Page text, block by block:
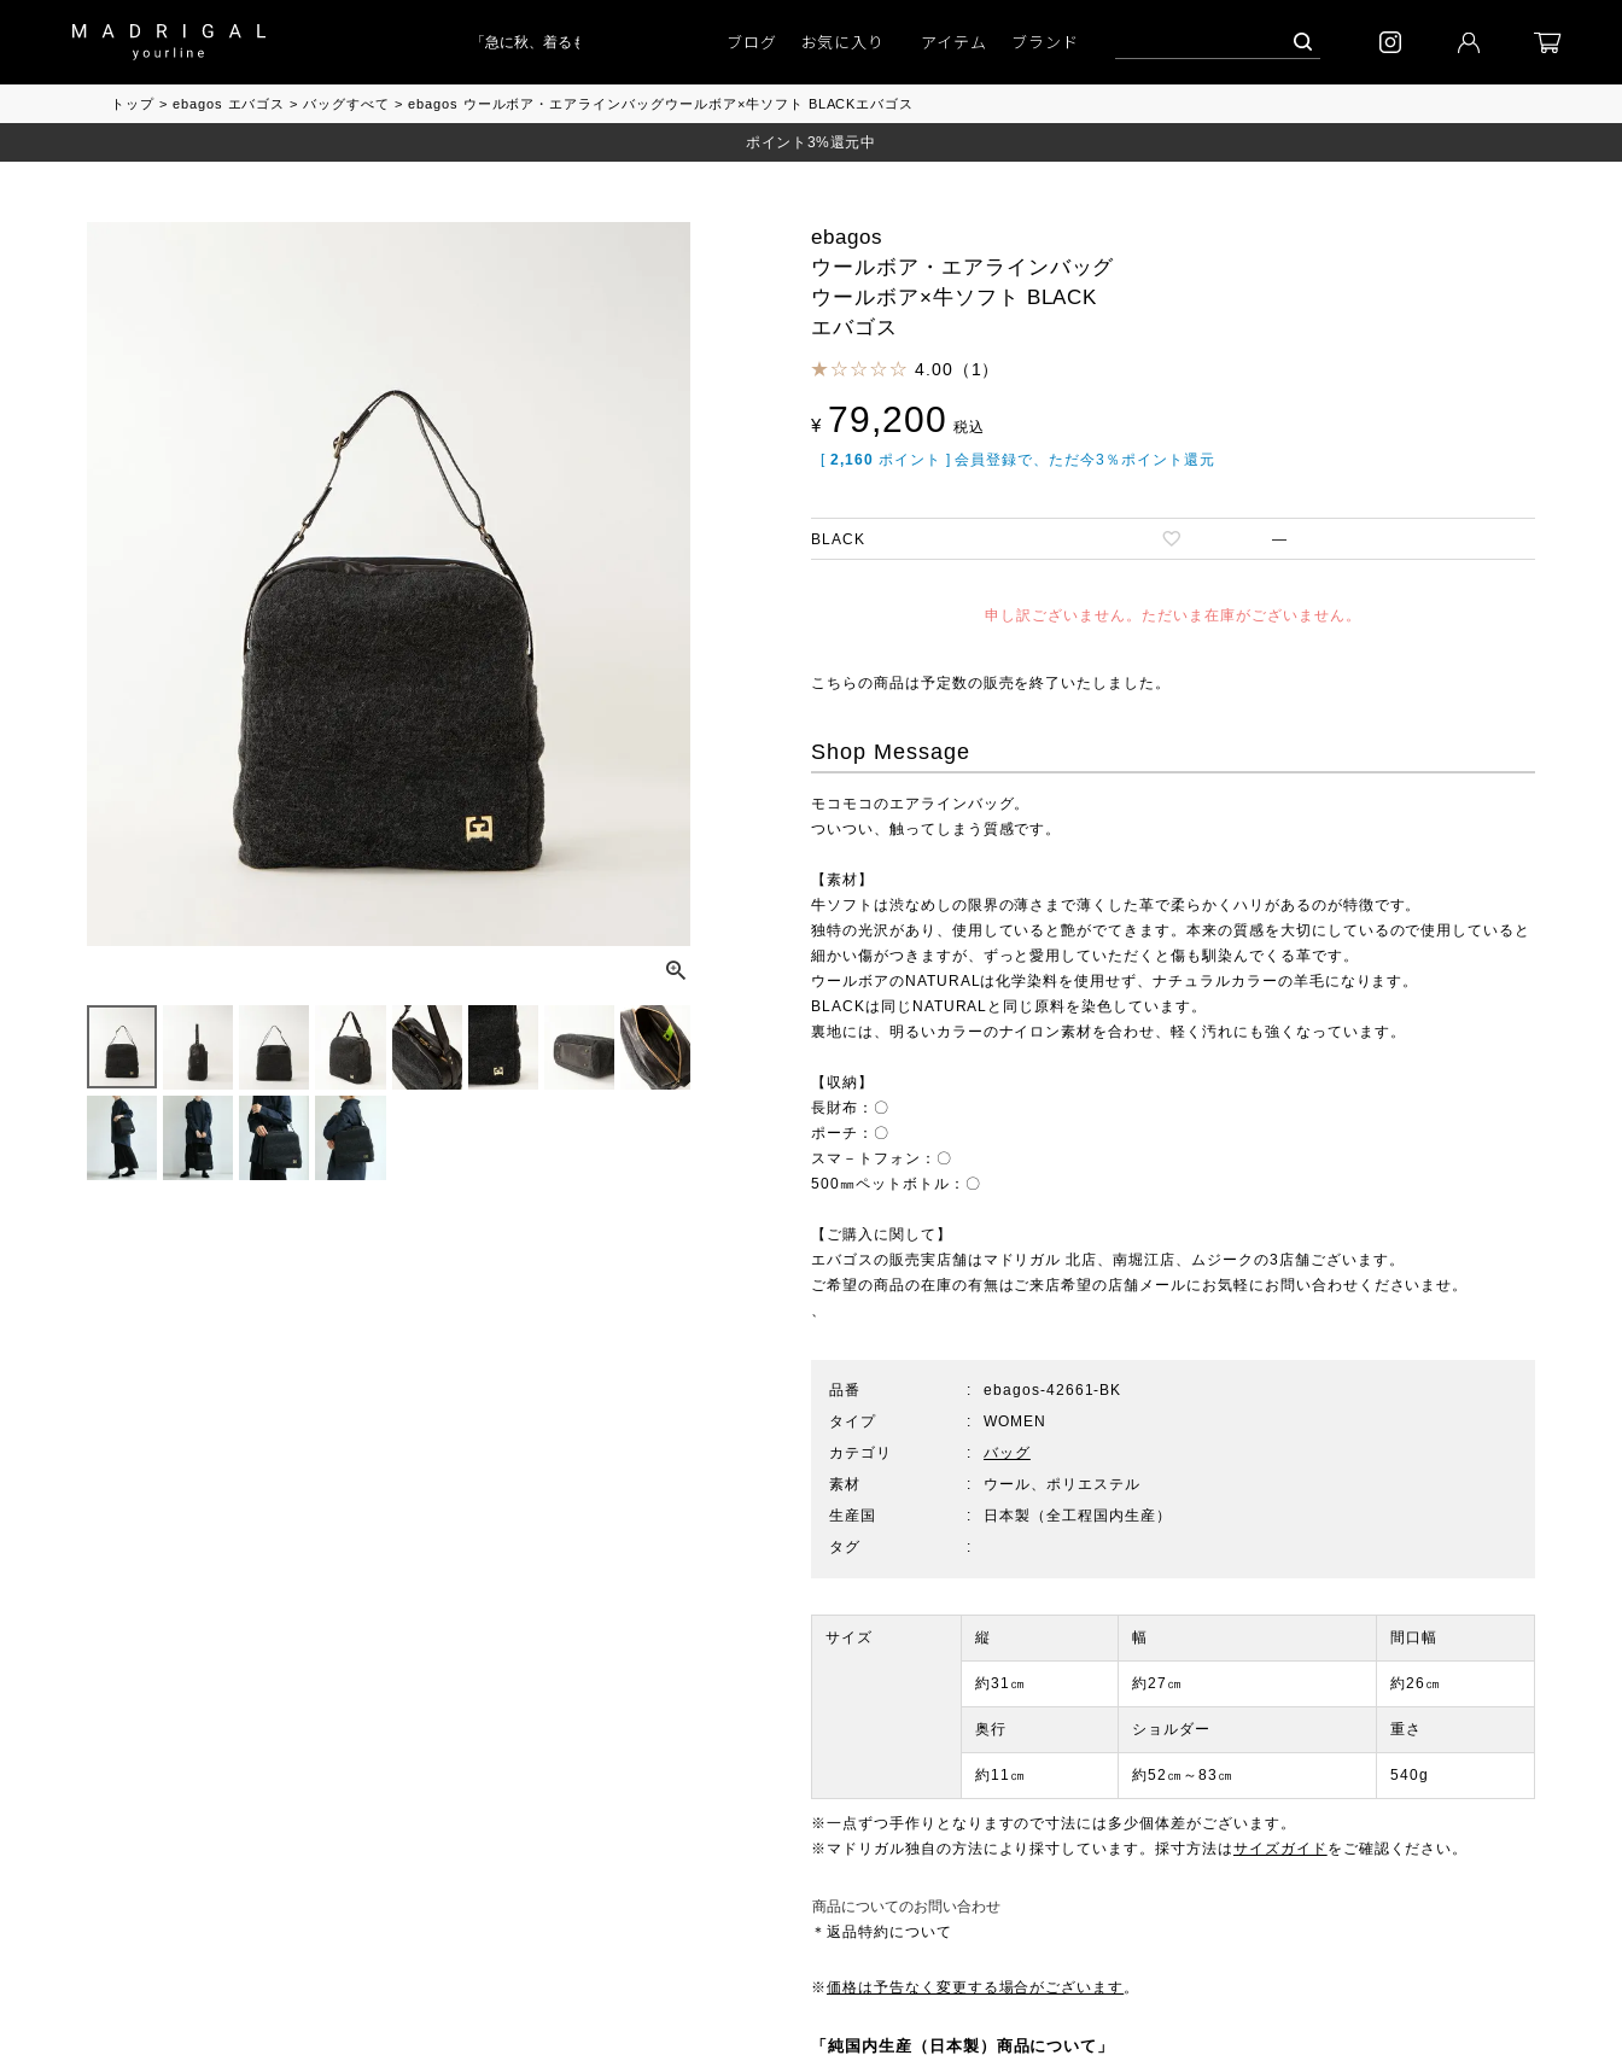
「急に秋、着るものがない」 「キレイなニット」 ポイント9％「マンスリーポイントキャンペーン」 到着｜2026AW「マガジン」 進捗情報│「エッグジャケット新色」
ブログ お気に入り アイテム ブランド
トップ ebagos エバゴス バッグすべて ebagos ウールボア・エアラインバッグウールボア×牛ソフト BLACKエバゴス
ポイント3%還元中
ebagos
ウールボア・エアラインバッグ
ウールボア×牛ソフト BLACK
エバゴス
4.00（1）
¥ 79,200 税込
[ 2,160 ポイント ] 会員登録で、ただ今3％ポイント還元
BLACK —
申し訳ございません。ただいま在庫がございません。
こちらの商品は予定数の販売を終了いたしました。
Shop Message
モコモコのエアラインバッグ。
ついつい、触ってしまう質感です。
【素材】
牛ソフトは渋なめしの限界の薄さまで薄くした革で柔らかくハリがあるのが特徴です。
独特の光沢があり、使用していると艶がでてきます。本来の質感を大切にしているので使用していると
細かい傷がつきますが、ずっと愛用していただくと傷も馴染んでくる革です。
ウールボアのNATURALは化学染料を使用せず、ナチュラルカラーの羊毛になります。
BLACKは同じNATURALと同じ原料を染色しています。
裏地には、明るいカラーのナイロン素材を合わせ、軽く汚れにも強くなっています。
【収納】
長財布：〇
ポーチ：〇
スマ－トフォン：〇
500㎜ペットボトル：〇
【ご購入に関して】
エバゴスの販売実店舗は マドリガル 北店、南堀江店、ムジーク の3店舗ございます。
ご希望の商品の在庫の有無はご来店希望の店舗メールにお気軽にお問い合わせくださいませ。
、
品番
ebagos-42661-BK
タイプ
WOMEN
カテゴリ
バッグ
素材
ウール、ポリエステル
生産国
日本製（全工程国内生産）
タグ
サイズ 縦 幅 間口幅
約31㎝ 約27㎝ 約26㎝
奥行 ショルダー 重さ
約11㎝ 約52㎝～83㎝ 540g
※一点ずつ手作りとなりますので寸法には多少個体差がございます。
※マドリガル独自の方法により採寸しています。採寸方法はサイズガイド をご確認ください。
商品についてのお問い合わせ
＊返品特約について
※価格は予告なく変更する場合がございます。
「純国内生産（日本製）商品について」